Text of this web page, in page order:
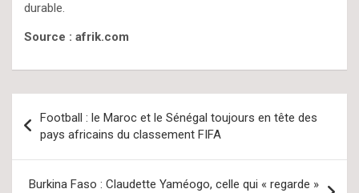
durable.
Source : afrik.com
de
l’article
Football : le Maroc et le Sénégal toujours en tête des
pays africains du classement FIFA
Burkina Faso : Claudette Yaméogo, celle qui « regarde »